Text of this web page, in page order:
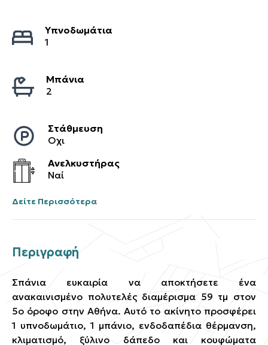
Υπνοδωμάτια
1
Μπάνια
2
Στάθμευση
Οχι
Ανελκυστήρας
Ναί
Δείτε Περισσότερα
Περιγραφή
Σπάνια ευκαιρία να αποκτήσετε ένα
ανακαινισμένο πολυτελές διαμέρισμα 59 τμ στον
5ο όροφο στην Αθήνα. Αυτό το ακίνητο προσφέρει
1 υπνοδωμάτιο, 1 μπάνιο, ενδοδαπέδια θέρμανση,
κλιματισμό, ξύλινο δάπεδο και κουφώματα